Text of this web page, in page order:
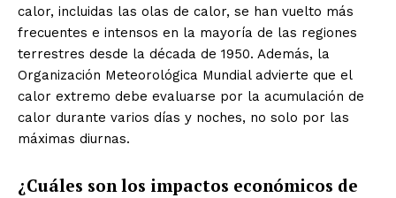
calor, incluidas las olas de calor, se han vuelto más
frecuentes e intensos en la mayoría de las regiones
terrestres desde la década de 1950. Además, la
Organización Meteorológica Mundial advierte que el
calor extremo debe evaluarse por la acumulación de
calor durante varios días y noches, no solo por las
máximas diurnas.
¿Cuáles son los impactos económicos de